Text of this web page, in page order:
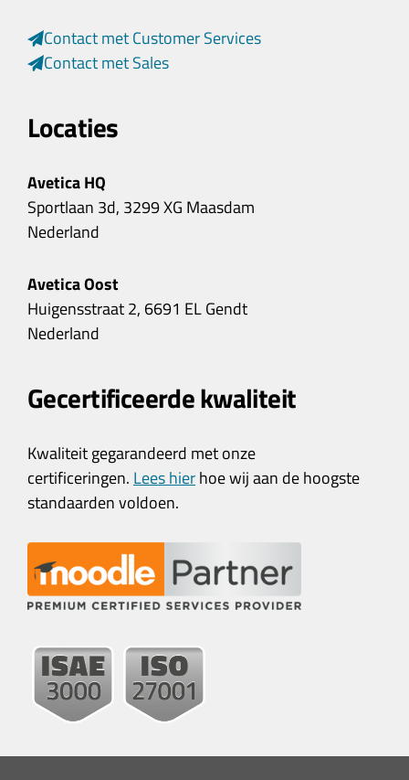
Contact met Customer Services
Contact met Sales
Locaties
Avetica HQ
Sportlaan 3d, 3299 XG Maasdam
Nederland
Avetica Oost
Huigensstraat 2, 6691 EL Gendt
Nederland
Gecertificeerde kwaliteit
Kwaliteit gegarandeerd met onze
certificeringen. Lees hierhoe wij aan de hoogste
standaarden voldoen.